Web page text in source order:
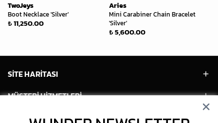
TwoJeys
Boot Necklace 'Silver'
₺ 11,250.00
Aries
Mini Carabiner Chain Bracelet
'Silver'
₺ 5,600.00
SİTE HARİTASI
MÜŞTERİ HİZMETLERİ
HESABIM